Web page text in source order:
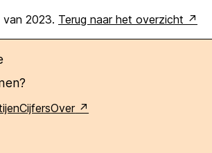
2023. Terug naar het overzicht
CijfersOver